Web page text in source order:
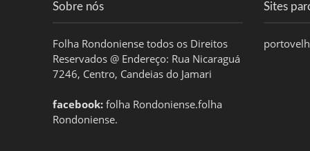
Sobre nós
Folha Rondoniense todos os Direitos
Reservados @ Endereço: Rua Nicaraguá
7246, Centro, Candeias do Jamari
facebook:folha Rondoniense.folha
Rondoniense.
Sites